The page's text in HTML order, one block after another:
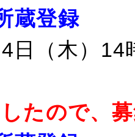
蔵登録
日（木）
たので、